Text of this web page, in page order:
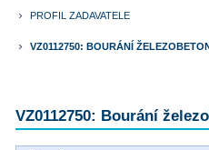
keyboard_arrow_right PROFIL ZADAVATELE
keyboard_arrow_right VZ0112750: BOURÁNÍ
VZ0112750: Bourání